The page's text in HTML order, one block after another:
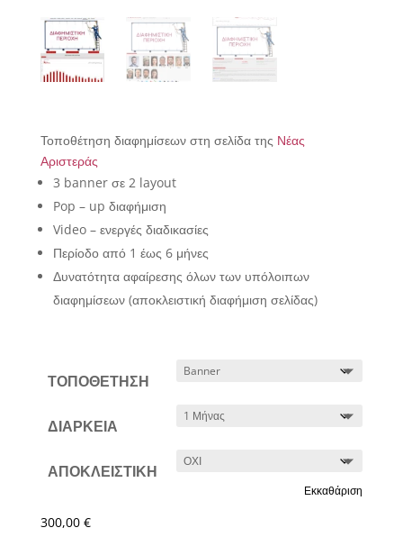
Τοποθέτηση διαφημίσεων στη σελίδα της Νέας
Αριστεράς
3 banner σε 2 layout
Pop – up διαφήμιση
Video – ενεργές διαδικασίες
Περίοδο από 1 έως 6 μήνες
Δυνατότητα αφαίρεσης όλων των υπόλοιπων
διαφημίσεων (αποκλειστική διαφήμιση σελίδας)
ΤΟΠΟΘΕΤΗΣΗ
ΔΙΑΡΚΕΙΑ
ΑΠΟΚΛΕΙΣΤΙΚΗ
Εκκαθάριση
300,00 €